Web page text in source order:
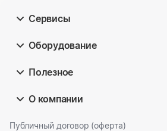
Сервисы
Оборудование
Полезное
О компании
Публичный договор (оферта)